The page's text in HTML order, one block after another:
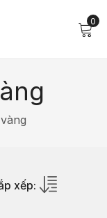
0
xếp: